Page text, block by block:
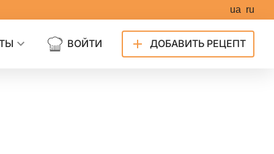
ua ru
ВОЙТИ ДОБАВИТЬ РЕЦЕПТ